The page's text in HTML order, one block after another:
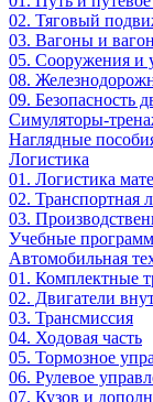
02. Тяговый
03. Вагоны и
05. Сооружения и
08.
09. Безопасность
Симуляторы-
Наглядные
Логистика
01. Логистика
02. Транспортная
03.
Учебные
Автомобильная
01. Комплектные
02. Двигатели
03. Трансмиссия
04. Ходовая часть
05. Тормозное
06. Рулевое
07. Кузов и